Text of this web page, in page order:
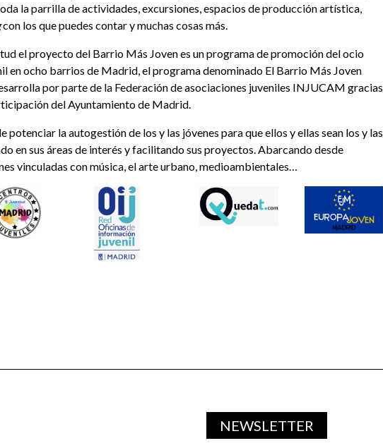
la parrilla de actividades, excursiones, espacios de producción artística,
con los que puedes contar y muchas cosas más.
el proyecto del Barrio Más Joven es un programa de promoción del ocio
en ocho barrios de Madrid, el programa denominado El Barrio Más Joven
por parte de la Federación de asociaciones juveniles INJUCAM gracias
del Ayuntamiento de Madrid.
la autogestión de los y las jóvenes para que ellos y ellas sean los y las
en sus áreas de interés y facilitando sus proyectos. Abarcando desde
vinculadas con música, el arte urbano, medioambientales…
NEWSLETTER